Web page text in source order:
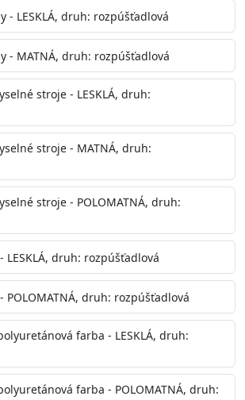
pod 5°C a nad teplotu 35°C alebo
nad 80%.
špeciálne zaobchádzanie na
vodou, podľa spôsobu aplikácie
dotyk
: 3-4 hodiny
3l, 9l, 15l
vrstvu
valček, striekacia pištoľ
: 1
v systéme Colorfull: áno
: 1,54 ± 0,02 Kg / L (ISO 2811)
hladké, čisté, suché, zbavené prachu,
- LESKLÁ, druh: rozpúšťadlová
- MATNÁ, druh: rozpúšťadlová
stroje - LESKLÁ, druh:
stroje - MATNÁ, druh:
stroje - POLOMATNÁ, druh:
LESKLÁ, druh: rozpúšťadlová
POLOMATNÁ, druh: rozpúšťadlová
farba - LESKLÁ, druh:
farba - POLOMATNÁ, druh: